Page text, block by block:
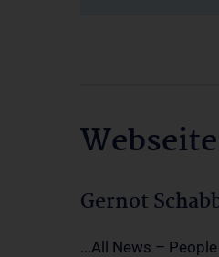
Gernot
...All News –